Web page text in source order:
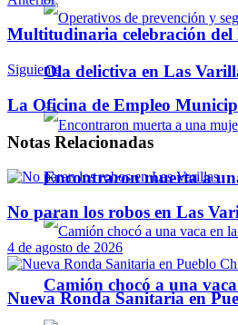
Ola delictiva en Las
Encontraron muerta a
Camión chocó a una
Multitudinaria celebración del
Siguiente
La Oficina de Empleo
Notas Relacionadas
No paran los robos en Las
4 de agosto de 2026
Nueva Ronda Sanitaria en